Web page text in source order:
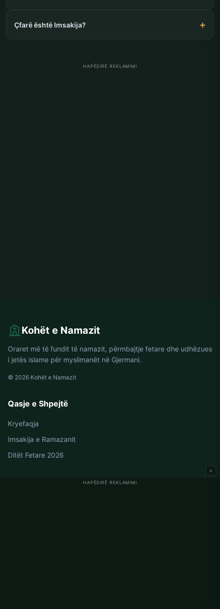
Çfarë është Imsakija?
HAPËSIRË REKLAMIMI
HAPËSIRË REKLAMIMI
×
Kohët e Namazit
Oraret më të fundit të namazit, përmbajtje fetare dhe udhëzues
i jetës islame për myslimanët në Gjermani.
© 2026 Kohët e Namazit
Qasje e Shpejtë
Kryefaqja
Imsakija e Ramazanit
Ditët Fetare 2026
Oraret e Namazit në Gjermani